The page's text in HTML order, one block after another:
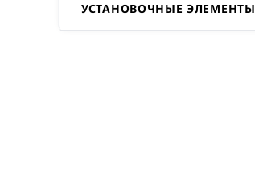
УСТАНОВОЧНЫЕ ЭЛЕМЕНТЫ